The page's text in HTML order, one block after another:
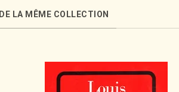
DE LA MÊME COLLECTION